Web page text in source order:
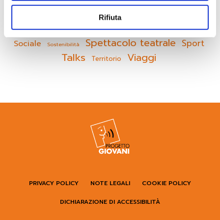
Rifiuta
Idee Frizzanti Laboratorio
Mostra fotografica Proiezione Servizio Civile
Sociale Sostenibilità Spettacolo teatrale Sport
Talks Territorio Viaggi
PRIVACY POLICY NOTE LEGALI COOKIE POLICY
DICHIARAZIONE DI ACCESSIBILITÀ